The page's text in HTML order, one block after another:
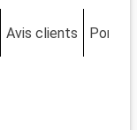
dans un décor de
de la faune
les plongeurs.
Avis clients Ponts